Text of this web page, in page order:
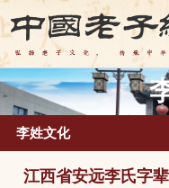
李姓文化
江西省安远李氏字